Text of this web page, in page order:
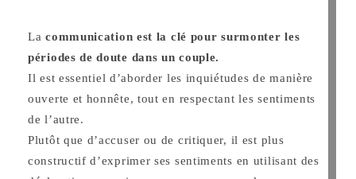
Lacommunication est la clé pour surmonter les
périodes de doute dans un couple.
Il est essentiel d’aborder les inquiétudes de manière
ouverte et honnête, tout en respectant les sentiments
de l’autre.
Plutôt que d’accuser ou de critiquer, il est plus
constructif d’exprimer ses sentiments en utilisant des